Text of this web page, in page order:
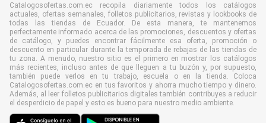
Catalogosofertas.com.ec recopila diariamente todos los catálogos
actuales, ofertas semanales, folletos publicitarios, revistas y lookbooks de
todas las tiendas de Ecuador. De esta manera, te mantenemos
perfectamente informado acerca de las promociones, descuentos y ofertas
de catálogo, y puedes encontrar fácilmente esa oferta, promoción o
descuento en particular durante la temporada de rebajas de las tiendas de
tu zona. A menudo, nuestro sitio es el primero en mostrar los catálogos
más recientes, incluso antes de que lleguen a tu buzón y, por supuesto,
también puede verlos en tu trabajo, escuela o en la tienda. Coloca
Catalogosofertas.com.ec en tus favoritos y ahorra mucho tiempo y dinero.
Además, al leer folletos publicitarios digitales también contribuyes a reducir
el desperdicio de papel y esto es bueno para nuestro medio ambiente.